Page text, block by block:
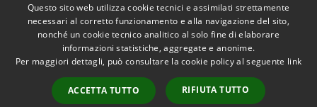
Accessibilità
Copyright © 2026 • Comune di
Aosta • Powered by
Municipium•
Accesso
Questo sito web utilizza cookie tecnici e assimilati strettamente
necessari al corretto funzionamento e alla navigazione del sito,
nonché un cookie tecnico analitico al solo fine di elaborare
informazioni statistiche, aggregate e anonime.
Per maggiori dettagli, può consultare la cookie policy al seguente link
ACCETTA TUTTO RIFIUTA TUTTO